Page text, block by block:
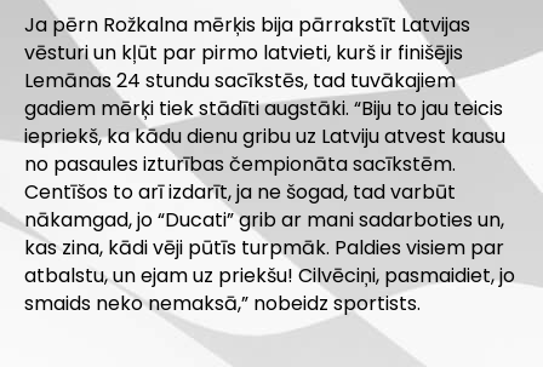
Ja pērn Rožkalna mērķis bija pārrakstīt Latvijas
vēsturi un kļūt par pirmo latvieti, kurš ir finišējis
Lemānas 24 stundu sacīkstēs, tad tuvākajiem
gadiem mērķi tiek stādīti augstāki. “Biju to jau teicis
iepriekš, ka kādu dienu gribu uz Latviju atvest kausu
no pasaules izturības čempionāta sacīkstēm.
Centīšos to arī izdarīt, ja ne šogad, tad varbūt
nākamgad, jo “Ducati” grib ar mani sadarboties un,
kas zina, kādi vēji pūtīs turpmāk. Paldies visiem par
atbalstu, un ejam uz priekšu! Cilvēciņi, pasmaidiet, jo
smaids neko nemaksā,” nobeidz sportists.